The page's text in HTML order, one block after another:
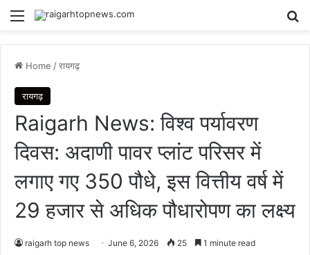
Menu
Home /रायगढ़
रायगढ़
Raigarh News: विश्व पर्यावरण
दिवस: अदाणी पावर प्लांट परिसर में
लगाए गए 350 पौधे, इस वित्तीय वर्ष में
29 हजार से अधिक पौधारोपण का लक्ष्य
raigarh top news June 6, 2026 25 1 minute read